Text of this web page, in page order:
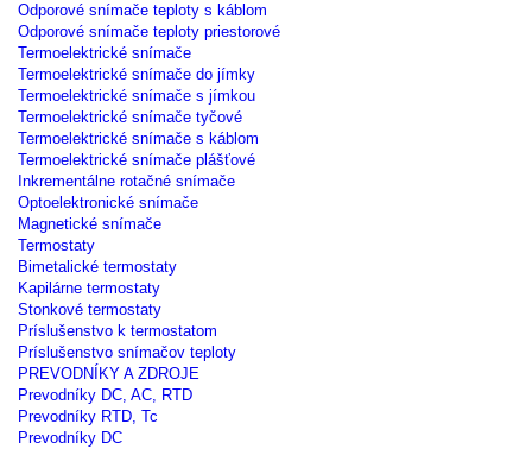
Odporové snímače teploty s káblom
Odporové snímače teploty priestorové
Termoelektrické snímače
Termoelektrické snímače do jímky
Termoelektrické snímače s jímkou
Termoelektrické snímače tyčové
Termoelektrické snímače s káblom
Termoelektrické snímače plášťové
Inkrementálne rotačné snímače
Optoelektronické snímače
Magnetické snímače
Termostaty
Bimetalické termostaty
Kapilárne termostaty
Stonkové termostaty
Príslušenstvo k termostatom
Príslušenstvo snímačov teploty
PREVODNÍKY A ZDROJE
Prevodníky DC, AC, RTD
Prevodníky RTD, Tc
Prevodníky DC